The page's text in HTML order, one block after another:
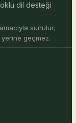
dil desteği
sunulur;
geçmez.